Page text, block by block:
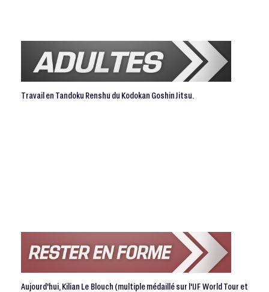
Travail en Tandoku Renshu du Kodokan Goshin Jitsu.
Aujourd'hui, Kilian Le Blouch (multiple médaillé sur l'IJF World Tour et